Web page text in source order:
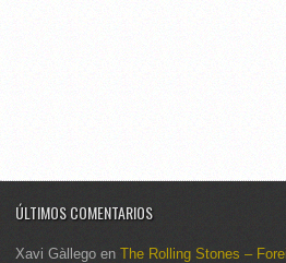
ÚLTIMOS COMENTARIOS
Xavi Gàllego en The Rolling Stones –